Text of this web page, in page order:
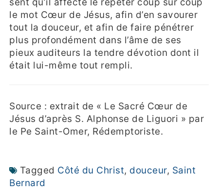
le mot Cœur de Jésus, afin d’en savourer
tout la douceur, et afin de faire pénétrer
plus profondément dans l’âme de ses
pieux auditeurs la tendre dévotion dont il
était lui-même tout rempli.
Source : extrait de « Le Sacré Cœur de
Jésus d’après S. Alphonse de Liguori » par
le Pe Saint-Omer, Rédemptoriste.
Tagged Côté du Christ, douceur, Saint
Bernard